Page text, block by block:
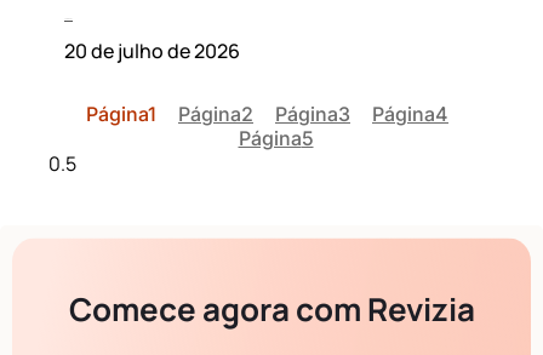
20 de julho de 2026
Página1 Página2 Página3 Página4
Página5
Comece agora com Revizia